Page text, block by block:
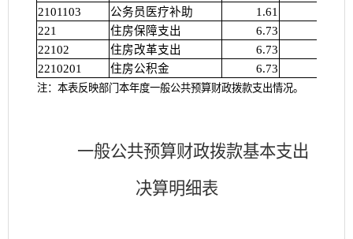
2101103
公务员医疗补助
1.61
221
住房保障支出
6.73
22102
住房改革支出
6.73
2210201
住房公积金 6.73
注：本表反映部门本年度一般公共预算财政拨款支出情况。
一般公共预算财政拨款基本支出
决算明细表